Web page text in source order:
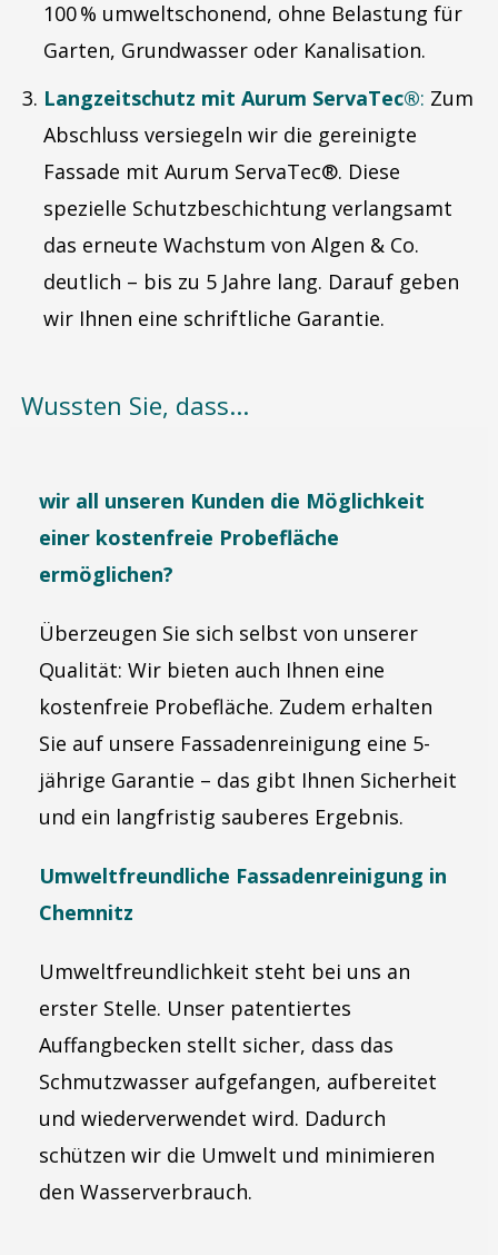
100 % umweltschonend, ohne Belastung für
Garten, Grundwasser oder Kanalisation.
Langzeitschutz mit Aurum ServaTec®: Zum
Abschluss versiegeln wir die gereinigte
Fassade mit Aurum ServaTec®. Diese
spezielle Schutzbeschichtung verlangsamt
das erneute Wachstum von Algen & Co.
deutlich – bis zu 5 Jahre lang. Darauf geben
wir Ihnen eine schriftliche Garantie.
Wussten Sie, dass...
wir all unseren Kunden die Möglichkeit
einer kostenfreie Probefläche
ermöglichen?
Überzeugen Sie sich selbst von unserer
Qualität: Wir bieten auch Ihnen eine
kostenfreie Probefläche. Zudem erhalten
Sie auf unsere Fassadenreinigung eine 5-
jährige Garantie – das gibt Ihnen Sicherheit
und ein langfristig sauberes Ergebnis.
Umweltfreundliche Fassadenreinigung in
Chemnitz
Umweltfreundlichkeit steht bei uns an
erster Stelle. Unser patentiertes
Auffangbecken stellt sicher, dass das
Schmutzwasser aufgefangen, aufbereitet
und wiederverwendet wird. Dadurch
schützen wir die Umwelt und minimieren
den Wasserverbrauch.